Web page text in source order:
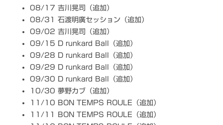
08/17 吉川晃司（追加）
08/31 石渡明廣セッション（追加）
09/02 吉川晃司（追加）
09/15 D runkard Ball（追加）
09/28 D runkard Ball（追加）
09/29 D runkard Ball（追加）
09/30 D runkard Ball（追加）
10/30 夢野カブ（追加）
11/10 BON TEMPS ROULE（追加）
11/11 BON TEMPS ROULE（追加）